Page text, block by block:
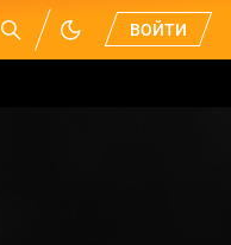
ВОЙТИ